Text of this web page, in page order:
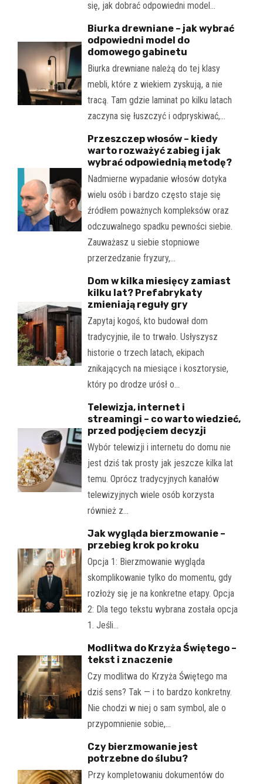
się, jak dobrać odpowiedni model…
Biurka drewniane – jak wybrać
odpowiedni model do
domowego gabinetu
Biurka drewniane należą do tej klasy
mebli, które z wiekiem zyskują, a nie
tracą. Tam gdzie laminat po kilku latach
zaczyna się łuszczyć i odpryskiwać,…
Przeszczep włosów – kiedy
warto rozważyć zabieg i jak
wybrać odpowiednią metodę?
Nadmierne wypadanie włosów dotyka
wielu osób i bardzo często staje się
źródłem poważnych kompleksów oraz
odczuwalnego spadku pewności siebie.
Zauważasz u siebie stopniowe
przerzedzanie fryzury,…
Dom w kilka miesięcy zamiast
kilku lat? Prefabrykaty
zmieniają reguły gry
Zapytaj kogoś, kto budował dom
tradycyjnie, ile to trwało. Usłyszysz
historie o trzech latach, ekipach
znikających na miesiące i kosztorysie,
który po drodze urósł o…
Telewizja, internet i
streamingi – co warto wiedzieć,
przed podjęciem decyzji
Wybór telewizji i internetu do domu nie
jest dziś tak prosty jak jeszcze kilka lat
temu. Oprócz tradycyjnych kanałów
telewizyjnych wiele osób korzysta
również z…
Jak wygląda bierzmowanie –
przebieg krok po kroku
Opcja 1: Bierzmowanie wygląda
skomplikowanie tylko do momentu, gdy
rozłoży się je na konkretne etapy. Opcja
2: Dla tego tekstu wybrana została opcja
1. Jeśli…
Modlitwa do Krzyża Świętego –
tekst i znaczenie
Czy modlitwa do Krzyża Świętego ma
dziś sens? Tak — i to bardzo konkretny.
Nie chodzi w niej o sam symbol, ale o
przypomnienie sobie,…
Czy bierzmowanie jest
potrzebne do ślubu?
Przy kompletowaniu dokumentów do